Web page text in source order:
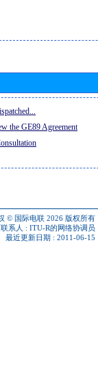
the GE89 Agreement
© 国际电联 2026 版权所有
系人 : ITU-R的网络协调员
最近更新日期 : 2011-06-15